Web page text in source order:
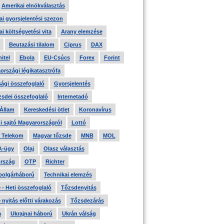
Amerikai elnökválasztás
gyorsjelentési szezon
költségvetési vita Arany elemzése
Beutazási tilalom Ciprus DAX
Ebola EU-Csúcs Forex Forint
légikatasztrófa
összefoglaló Gyorsjelentés
összefoglaló Internetadó
Kereskedési ötlet Koronavírus
sajtó Magyarországról Lottó
Telekom Magyar tőzsde MNB MOL
ügy Olaj Olasz választás
OTP Richter
Technikai elemzés
- Heti összefoglaló Tőzsdenyitás
nyitás előtti várakozás Tőzsdezárás
Ukrajnai háború Ukrán válság